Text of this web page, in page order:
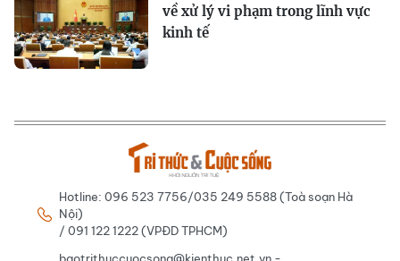
về xử lý vi phạm trong lĩnh vực
kinh tế
Hotline: 096 523 7756/035 249 5588 (Toà soạn Hà
Nội)
/ 091 122 1222 (VPĐD TPHCM)